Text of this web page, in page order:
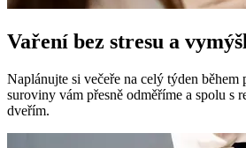
Vaření bez stresu a
Naplánujte si večeře na celý týden
suroviny vám přesně odměříme a spolu s
dveřím.